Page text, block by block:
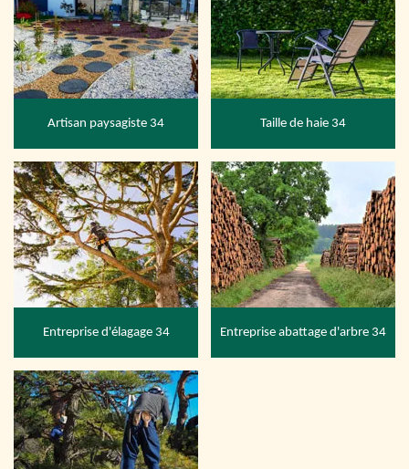
Artisan paysagiste 34 Taille de haie 34
Entreprise d'élagage 34 Entreprise abattage d'arbre 34